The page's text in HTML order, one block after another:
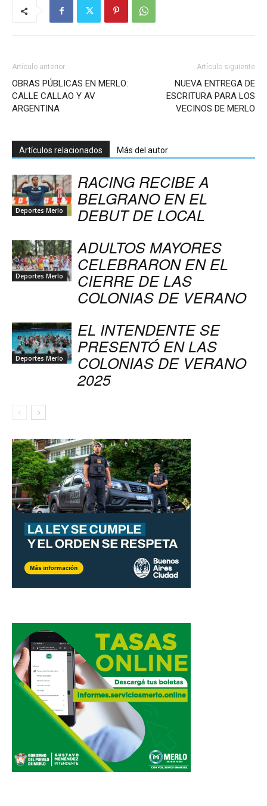
Artículo anterior
OBRAS PÚBLICAS EN MERLO:
CALLE CALLAO Y AV
ARGENTINA
Artículo siguiente
NUEVA ENTREGA DE
ESCRITURA PARA LOS
VECINOS DE MERLO
Artículos relacionados Más del autor
Deportes Merlo
RACING RECIBE A
BELGRANO EN EL
DEBUT DE LOCAL
Deportes Merlo
ADULTOS MAYORES
CELEBRARON EN EL
CIERRE DE LAS
COLONIAS DE VERANO
Deportes Merlo
EL INTENDENTE SE
PRESENTÓ EN LAS
COLONIAS DE VERANO
2025